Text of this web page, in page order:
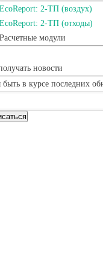
EcoReport: 2-ТП (воздух)
EcoReport: 2-ТП (отходы)
Расчетные модули
новости
в курсе последних